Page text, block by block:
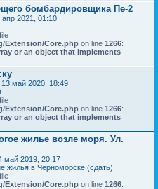
бомбардировщика Пе-2
апр 2021, 01:10
Extension/Core.php on line 1266:
or an object that implements
13 май 2020, 18:49
Extension/Core.php on line 1266:
or an object that implements
жилье возле моря. Ул.
май 2019, 20:17
жилья в Черноморске (сдать)
Extension/Core.php on line 1266: